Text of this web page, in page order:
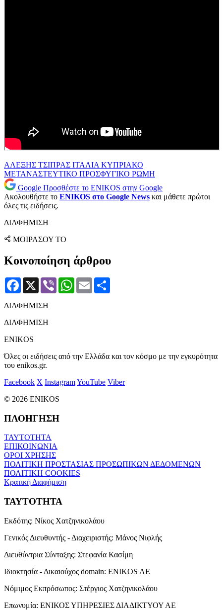
ΑΛΕΞΗΣ ΤΣΙΠΡΑΣ ΙΤΑΛΙΑ ΚΥΠΡΙΑΚΟ
ΜΕΤΑΝΑΣΤΕΥΤΙΚΟ ΠΡΟΣΦΥΓΙΚΟ ΡΩΜΗ
Google Προσθέστε το ENIKOS στην Google
Ακολουθήστε το ENIKOS στο Google News και μάθετε πρώτοι
όλες τις ειδήσεις.
ΔΙΑΦΗΜΙΣΗ
ΜΟΙΡΑΣΟΥ ΤΟ
Κοινοποίηση άρθρου
Facebook
X Viber WhatsApp
Email
ΔΙΑΦΗΜΙΣΗ
ΔΙΑΦΗΜΙΣΗ
ENIKOS
Όλες οι ειδήσεις από την Ελλάδα και τον κόσμο με την εγκυρότητα
του enikos.gr.
Facebook X InstagramYouTube Viber
© 2026 ENIKOS
ΠΛΟΗΓΗΣΗ
ΤΑΥΤΟΤΗΤΑ
ΕΠΙΚΟΙΝΩΝΙΑ
ΟΡΟΙ ΧΡΗΣΗΣ
ΠΟΛΙΤΙΚΗ ΠΡΟΣΤΑΣΙΑΣ ΠΡΟΣΩΠΙΚΩΝ ΔΕΔΟΜΕΝΩΝ
ΠΟΛΙΤΙΚΗ COOKIES
Κρατική Διαφήμιση
ΤΑΥΤΟΤΗΤΑ
Εκδότης: Νίκος Χατζηνικολάου
Γενικός Διευθυντής - Διαχειριστής: Μάνος Νιφλής
Διευθύντρια Σύνταξης: Στεφανία Κασίμη
Ιδιοκτησία - Δικαιούχος domain: ENIKOS AE
Νόμιμος Εκπρόσωπος: Στέργιος Χατζηνικολάου
Επωνυμία: ΕΝΙΚΟΣ ΥΠΗΡΕΣΙΕΣ ΔΙΑΔΙΚΤΥΟΥ ΑΕ